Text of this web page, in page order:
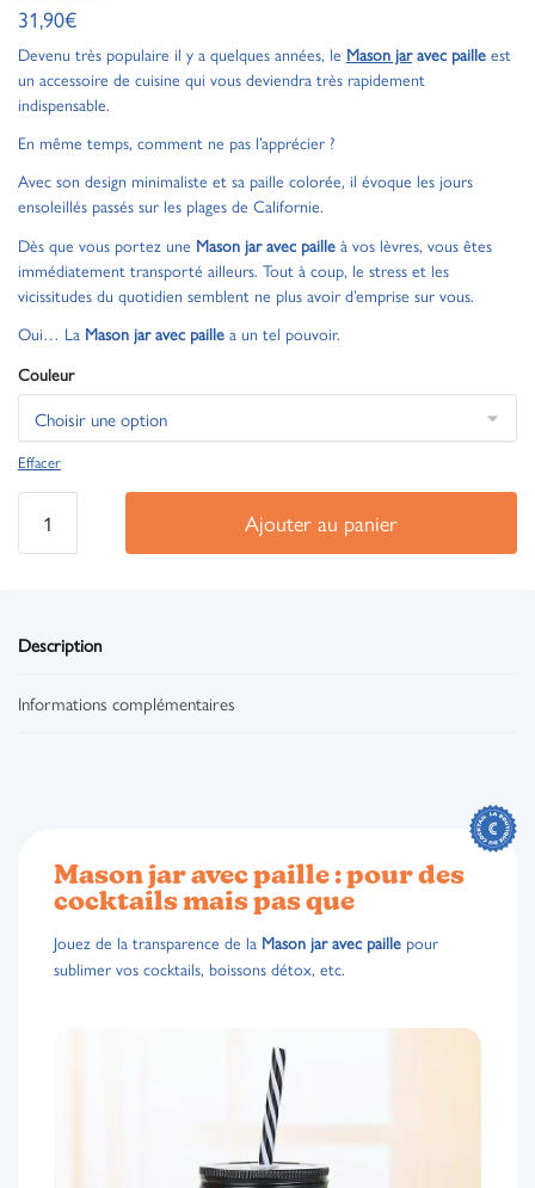
31,90€
Devenu très populaire il y a quelques années, le Mason jaravec paille est
un accessoire de cuisine qui vous deviendra très rapidement
indispensable.
En même temps, comment ne pas l’apprécier ?
Avec son design minimaliste et sa paille colorée, il évoque les jours
ensoleillés passés sur les plages de Californie.
Dès que vous portez une Mason jar avec paille à vos lèvres, vous êtes
immédiatement transporté ailleurs. Tout à coup, le stress et les
vicissitudes du quotidien semblent ne plus avoir d’emprise sur vous.
Oui… La Mason jar avec paille a un tel pouvoir.
Couleur
Effacer
Ajouter au panier
Description
Informations complémentaires
Mason jar avec paille : pour des
cocktails mais pas que
Jouez de la transparence de la Mason jar avec paille pour
sublimer vos cocktails, boissons détox, etc.